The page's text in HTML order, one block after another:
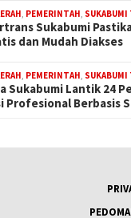
, PEMERINTAH,
Sukabumi
dan Mudah Diakses
, PEMERINTAH,
Sukabumi Lantik 24
Profesional Berbasis